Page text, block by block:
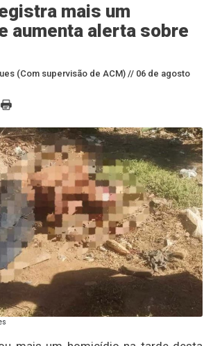
mais um
aumenta alerta sobre
(Com supervisão de ACM) // 06 de agosto